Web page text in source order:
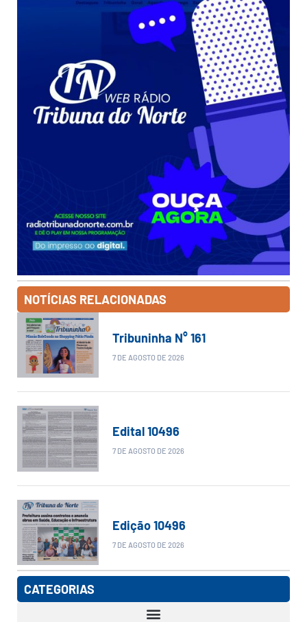
NOTÍCIAS RELACIONADAS
Tribuninha N° 161
7 DE AGOSTO DE 2026
Edital 10496
7 DE AGOSTO DE 2026
Edição 10496
7 DE AGOSTO DE 2026
CATEGORIAS